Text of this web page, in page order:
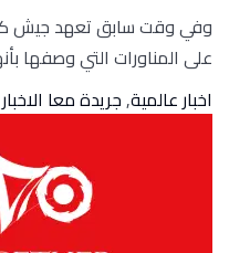
وفي وقت سابق تعهد جيش
على المناورات التي وصفها
اخبار عالمية,جريدة معا